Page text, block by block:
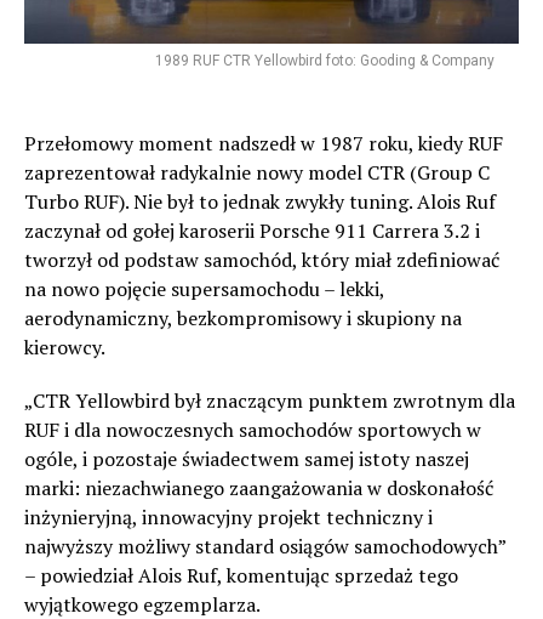
1989 RUF CTR Yellowbird foto: Gooding & Company
Przełomowy moment nadszedł w 1987 roku, kiedy RUF
zaprezentował radykalnie nowy model CTR (Group C
Turbo RUF). Nie był to jednak zwykły tuning. Alois Ruf
zaczynał od gołej karoserii Porsche 911 Carrera 3.2 i
tworzył od podstaw samochód, który miał zdefiniować
na nowo pojęcie supersamochodu – lekki,
aerodynamiczny, bezkompromisowy i skupiony na
kierowcy.
„CTR Yellowbird był znaczącym punktem zwrotnym dla
RUF i dla nowoczesnych samochodów sportowych w
ogóle, i pozostaje świadectwem samej istoty naszej
marki: niezachwianego zaangażowania w doskonałość
inżynieryjną, innowacyjny projekt techniczny i
najwyższy możliwy standard osiągów samochodowych”
– powiedział Alois Ruf, komentując sprzedaż tego
wyjątkowego egzemplarza.